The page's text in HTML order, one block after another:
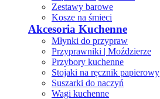
Zestawy barowe
Kosze na śmieci
Akcesoria Kuchenne
Młynki do przypraw
Przyprawniki | Moździerze
Przybory kuchenne
Stojaki na ręcznik papierowy
Suszarki do naczyń
Wagi kuchenne